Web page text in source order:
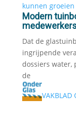
Modern
Dat de
ingrijpende
dossiers water,
de
VAKBLAD